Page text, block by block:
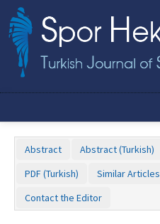
Abstract Abstract (Turkish)
PDF (Turkish)
Similar Articles
Contact the Editor